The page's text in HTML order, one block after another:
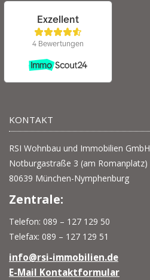
KONTAKT
RSI Wohnbau und Immobilien GmbH
Notburgastraße 3 (am Romanplatz)
80639 München-Nymphenburg
Zentrale:
Telefon: 089 – 127 129 50
Telefax: 089 – 127 129 51
info@rsi-immobilien.de
E-Mail Kontaktformular